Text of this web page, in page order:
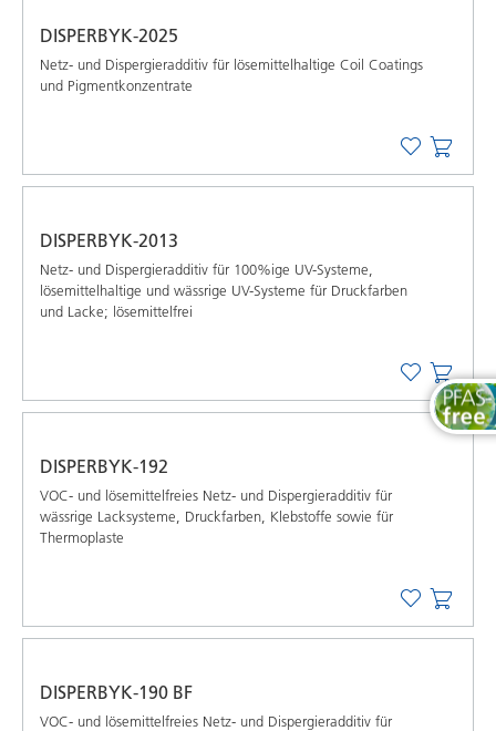
DISPERBYK-2025
Netz- und Dispergieradditiv für lösemittelhaltige Coil Coatings
und Pigmentkonzentrate
DISPERBYK-2013
Netz- und Dispergieradditiv für 100%ige UV-Systeme,
lösemittelhaltige und wässrige UV-Systeme für Druckfarben
und Lacke; lösemittelfrei
DISPERBYK-192
VOC- und lösemittelfreies Netz- und Dispergieradditiv für
wässrige Lacksysteme, Druckfarben, Klebstoffe sowie für
Thermoplaste
DISPERBYK-190 BF
VOC- und lösemittelfreies Netz- und Dispergieradditiv für